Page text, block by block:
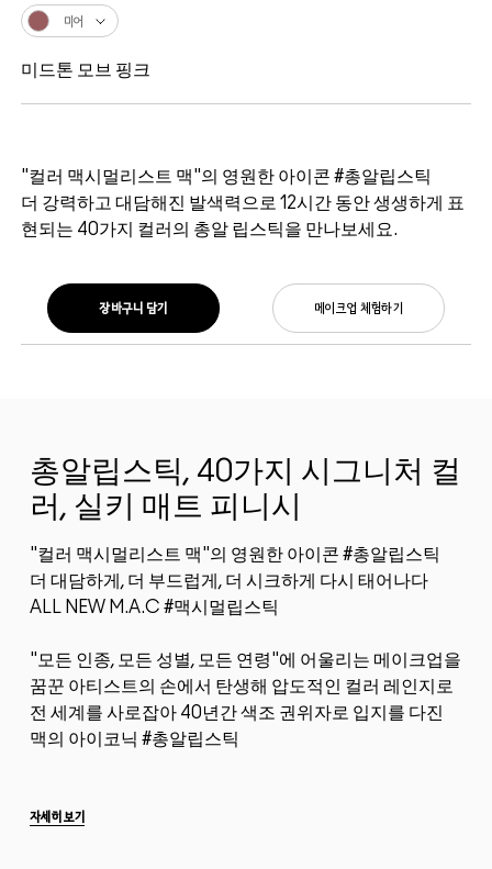
"컬러 맥시멀리스트 맥"의 영원한 아이콘 #총알립스틱
더 강력하고 대담해진 발색력으로 12시간 동안 생생하게 표
현되는 40가지 컬러의 총알 립스틱을 만나보세요.
미어
미드톤 모브 핑크
메이크업 체험하기
장바구니 담기
총알립스틱, 40가지 시그니처 컬
러, 실키 매트 피니시
"컬러 맥시멀리스트 맥"의 영원한 아이콘 #총알립스틱
더 대담하게, 더 부드럽게, 더 시크하게 다시 태어나다
ALL NEW M.A.C #맥시멀립스틱
"모든 인종, 모든 성별, 모든 연령"에 어울리는 메이크업을
꿈꾼 아티스트의 손에서 탄생해 압도적인 컬러 레인지로
전 세계를 사로잡아 40년간 색조 권위자로 입지를 다진
맥의 아이코닉 #총알립스틱
자세히 보기